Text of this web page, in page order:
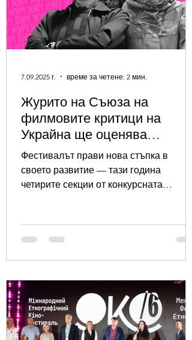
Журито на Съюза на
филмовите критици на
Украйна ще оценява
конкурсната програма на
фестивала
Фестивалът прави нова стъпка в
своето развитие — тази година
четирите секции от конкурсната
7.09.2025 г. време за четене: 2 мин.